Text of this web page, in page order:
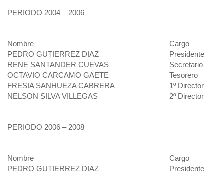
PERIODO 2004 – 2006
Nombre
Cargo
PEDRO GUTIERREZ DIAZ
Presidente
RENE SANTANDER CUEVAS
Secretario
OCTAVIO CARCAMO GAETE
Tesorero
FRESIA SANHUEZA CABRERA
1º Director
NELSON SILVA VILLEGAS
2º Director
PERIODO 2006 – 2008
Nombre
Cargo
PEDRO GUTIERREZ DIAZ
Presidente